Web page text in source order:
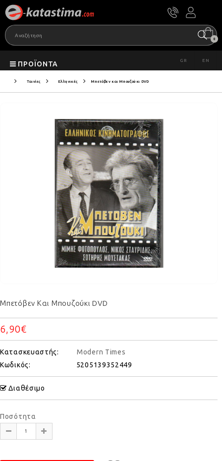
0
ΠΡΟΪΌΝΤΑ GR EN
Ταινίες Ελληνικές Μπετόβεν και Μπουζούκι DVD
Μπετόβεν Και Μπουζούκι DVD
6,90€
Κατασκευαστής:
Modern Times
Κωδικός:
5205139352449
Διαθέσιμο
Ποσότητα